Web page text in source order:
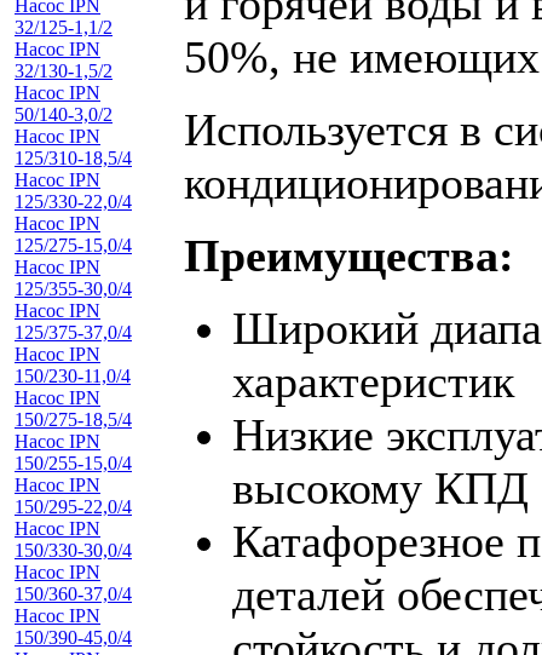
Насос IPN
32/125-1,1/2
Насос IPN
32/130-1,5/2
Насос IPN
50/140-3,0/2
Насос IPN
125/310-18,5/4
Насос IPN
125/330-22,0/4
Насос IPN
125/275-15,0/4
Насос IPN
125/355-30,0/4
Насос IPN
125/375-37,0/4
Насос IPN
150/230-11,0/4
Насос IPN
150/275-18,5/4
Насос IPN
150/255-15,0/4
Насос IPN
150/295-22,0/4
Насос IPN
150/330-30,0/4
Насос IPN
150/360-37,0/4
Насос IPN
150/390-45,0/4
50%, не имеющих
Используется в
Преимущества:
Широкий
характеристик
Низкие
высокому КПД
Катафорезное
деталей